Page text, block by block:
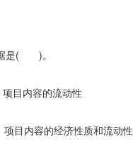
是( )。
容的流动性
的经济性质和流动性